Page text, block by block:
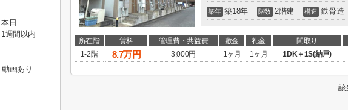
築年 築18年 階数 2階建 構造 鉄骨造
所在階 賃料 管理費・共益費 敷金 礼金 間取り
1-2階
8.7万円 3,000円 1ヶ月 1ヶ月 1DK＋1S(納戸)
該
本日
1週間以内
動画あり